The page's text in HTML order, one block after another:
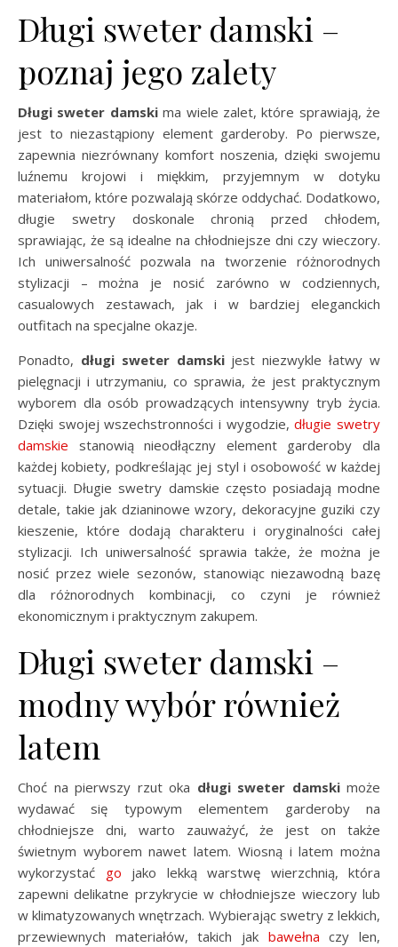
Długi sweter damski –
poznaj jego zalety
Długi sweter damskima wiele zalet, które sprawiają, że
jest to niezastąpiony element garderoby. Po pierwsze,
zapewnia niezrównany komfort noszenia, dzięki swojemu
luźnemu krojowi i miękkim, przyjemnym w dotyku
materiałom, które pozwalają skórze oddychać. Dodatkowo,
długie swetry doskonale chronią przed chłodem,
sprawiając, że są idealne na chłodniejsze dni czy wieczory.
Ich uniwersalność pozwala na tworzenie różnorodnych
stylizacji – można je nosić zarówno w codziennych,
casualowych zestawach, jak i w bardziej eleganckich
outfitach na specjalne okazje.
Ponadto, długi sweter damskijest niezwykle łatwy w
pielęgnacji i utrzymaniu, co sprawia, że jest praktycznym
wyborem dla osób prowadzących intensywny tryb życia.
Dzięki swojej wszechstronności i wygodzie,długie swetry
damskie stanowią nieodłączny element garderoby dla
każdej kobiety, podkreślając jej styl i osobowość w każdej
sytuacji. Długie swetry damskie często posiadają modne
detale, takie jak dzianinowe wzory, dekoracyjne guziki czy
kieszenie, które dodają charakteru i oryginalności całej
stylizacji. Ich uniwersalność sprawia także, że można je
nosić przez wiele sezonów, stanowiąc niezawodną bazę
dla różnorodnych kombinacji, co czyni je również
ekonomicznym i praktycznym zakupem.
Długi sweter damski –
modny wybór również
latem
Choć na pierwszy rzut oka długi sweter damskimoże
wydawać się typowym elementem garderoby na
chłodniejsze dni, warto zauważyć, że jest on także
świetnym wyborem nawet latem. Wiosną i latem można
wykorzystać go jako lekką warstwę wierzchnią, która
zapewni delikatne przykrycie w chłodniejsze wieczory lub
w klimatyzowanych wnętrzach. Wybierając swetry z lekkich,
przewiewnych materiałów, takich jak bawełna czy len,